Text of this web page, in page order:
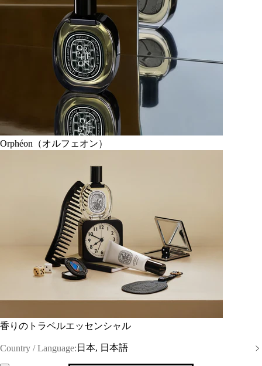
Orphéon（オルフェオン）
香りのトラベルエッセンシャル
Country / Language: 日本, 日本語